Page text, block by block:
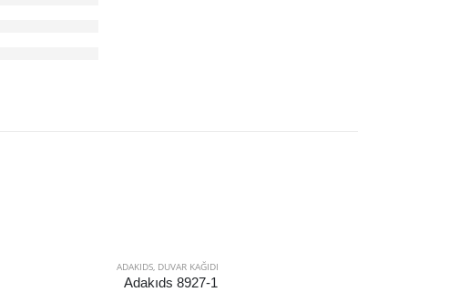
ADAKIDS, DUVAR KAĞIDI
Adakıds 8927-1